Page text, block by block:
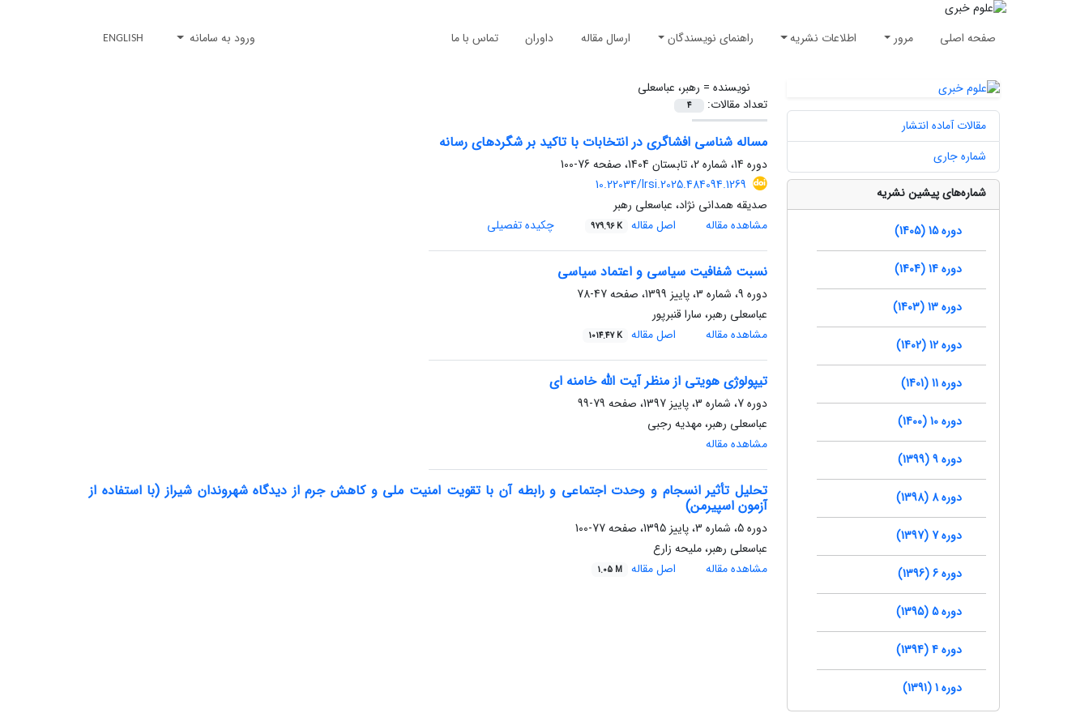
صفحه اصلی مرور اطلاعات نشریه راهنمای نویسندگان ارسال مقاله داوران تماس با ما ورود به سامانه ENGLISH
نویسنده = رهبر، عباسعلی
تعداد مقالات:
4
مساله شناسی افشاگری در انتخابات با تاکید بر شگردهای رسانه
دوره 14، شماره 2، تابستان 1404، صفحه
76-100
10.22034/lrsi.2025.484094.1269
صدیقه همدانی نژاد، عباسعلی رهبر
مشاهده مقاله
اصل مقاله 979.96 K چکیده تفصیلی
نسبت شفافیت سیاسی و اعتماد سیاسی
دوره 9، شماره 3، پاییز 1399، صفحه
47-78
عباسعلی رهبر، سارا قنبرپور
مشاهده مقاله
اصل مقاله 1014.47 K
تیپولوژی هویتی از منظر آیت الله خامنه ای
دوره 7، شماره 3، پاییز 1397، صفحه
79-99
عباسعلی رهبر، مهدیه رجبی
مشاهده مقاله
تحلیل تأثیر انسجام و وحدت اجتماعی و رابطه آن با تقویت امنیت ملی و کاهش جرم از دیدگاه شهروندان شیراز (با استفاده از
آزمون اسپیرمن)
دوره 5، شماره 3، پاییز 1395، صفحه
77-100
عباسعلی رهبر، ملیحه زارع
مشاهده مقاله
اصل مقاله 1.05 M
مقالات آماده انتشار
شماره جاری
شماره‌های پیشین نشریه
دوره 15 (1405)
دوره 14 (1404)
دوره 13 (1403)
دوره 12 (1402)
دوره 11 (1401)
دوره 10 (1400)
دوره 9 (1399)
دوره 8 (1398)
دوره 7 (1397)
دوره 6 (1396)
دوره 5 (1395)
دوره 4 (1394)
دوره 1 (1391)